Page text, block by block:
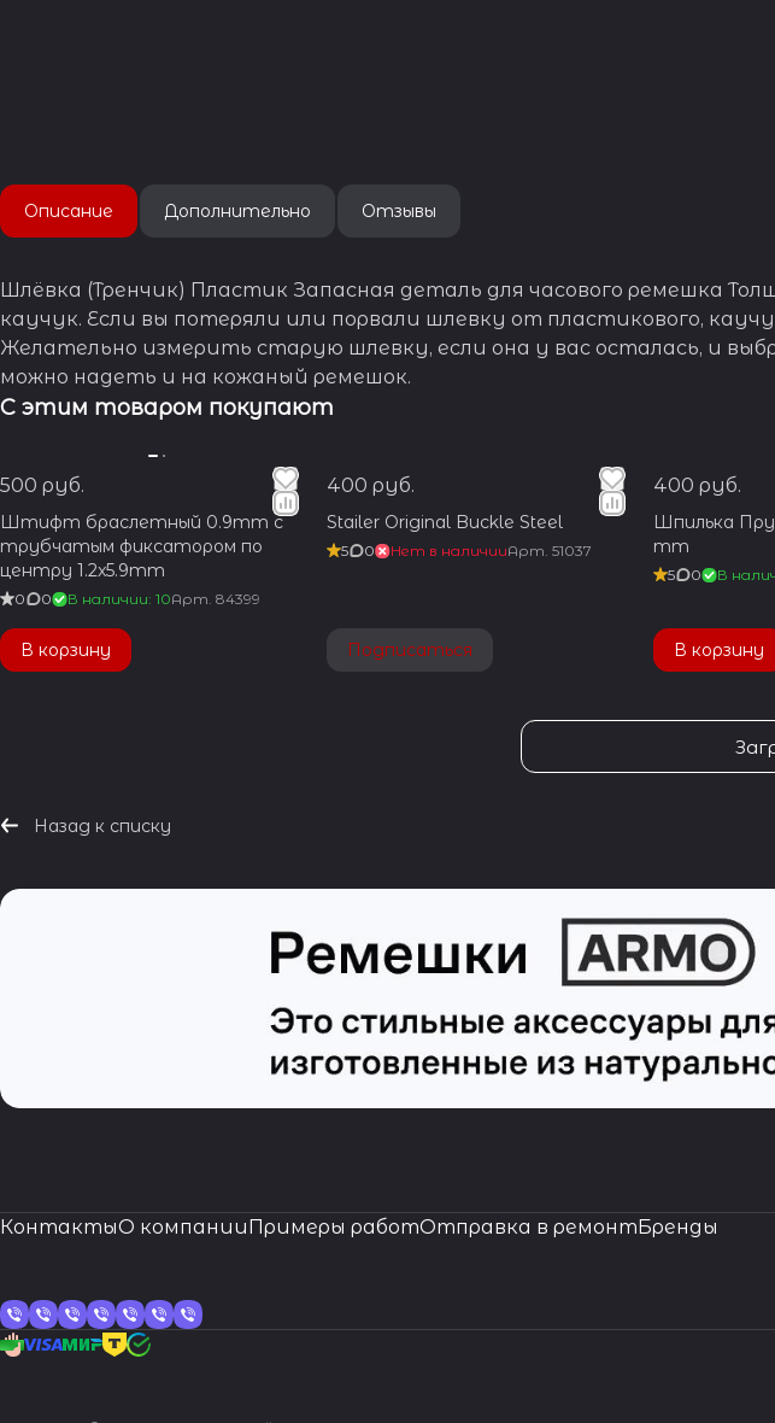
Описание Дополнительно Отзывы
Шлёвка (Тренчик) Пластик Запасная деталь для часового ремешка
каучук. Если вы потеряли или порвали шлевку от пластикового,
Желательно измерить старую шлевку, если она у вас осталась, и
можно надеть и на кожаный ремешок.
С этим товаром покупают
500 руб.
Штифт браслетный 0.9mm с
трубчатым фиксатором по
центру 1.2x5.9mm
0 0 В наличии: 10Арт. 84399
В корзину
400 руб.
Stailer Original Buckle Steel
5 0 Нет в наличииАрт.51037
Подписаться
400 руб.
Шпилька
mm
5 0 В
В корзину
Назад к списку
КонтактыО компании Примеры работОтправка в ремонт Бренды